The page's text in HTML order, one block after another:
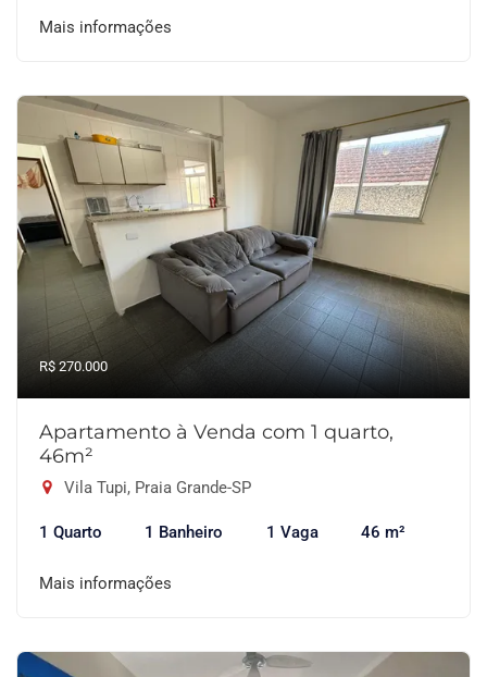
Mais informações
R$ 270.000
Apartamento à Venda com 1 quarto,
46m²
Vila Tupi, Praia Grande-SP
1 Quarto 1 Banheiro 1 Vaga 46 m²
Mais informações